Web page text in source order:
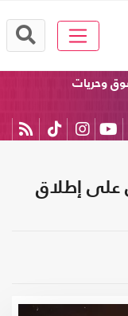
وحريات
على إطلاق